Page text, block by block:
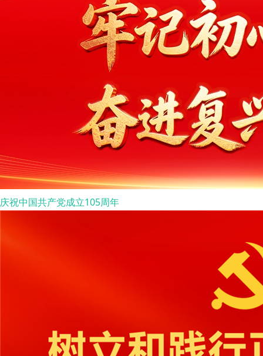
庆祝中国共产党成立105周年